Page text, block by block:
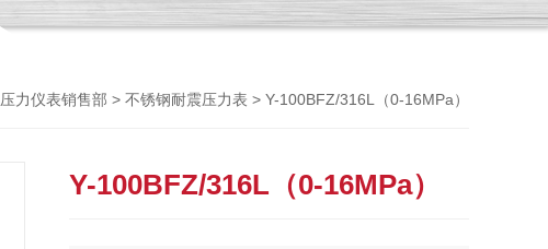
压力仪表销售部 > 不锈钢耐震压力表 > Y-100BFZ/316L（0-16MPa）
Y-100BFZ/316L（0-16MPa）